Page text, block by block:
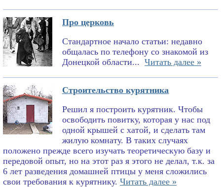
Про церковь
Стандартное начало статьи: недавно
общалась по телефону со знакомой из
Донецкой области... Читать далее »
Строительство курятника
Решил я построить курятник. Чтобы
освободить повитку, которая у нас под
одной крышей с хатой, и сделать там
жилую комнату. В таких случаях
положено прежде всего изучать теоретическую базу и
передовой опыт, но на этот раз я этого не делал, т.к. за
6 лет разведения домашней птицы у меня сложились
свои требования к курятнику. Читать далее »